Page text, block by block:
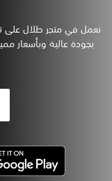
نعمل في متجر طلال على